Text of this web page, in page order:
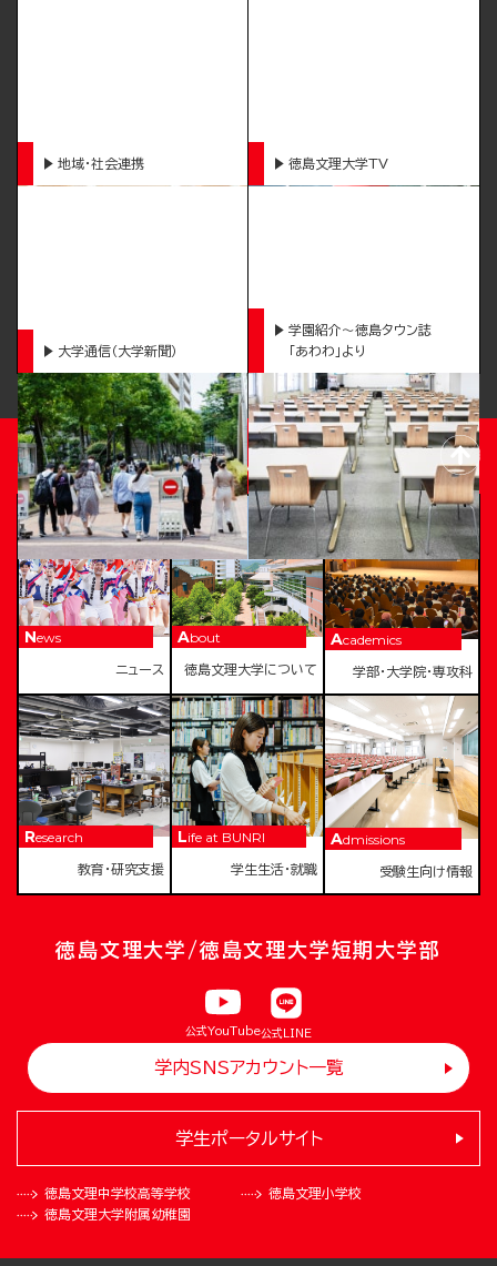
地域・社会連携 徳島文理大学TV
大学通信（大学新聞）
学園紹介～徳島タウン誌
「あわわ」より
TOKUSHIMA BUNRI UNIVERSITY
News
ニュース
About
徳島文理大学について
Academics
学部・大学院・専攻科
Research
教育・研究支援
Life at BUNRI
学生生活・就職
Admissions
受験生向け情報
徳島文理大学/徳島文理大学短期大学部
公式YouTube公式LINE
学内SNSアカウント一覧
徳島文理中学校高等学校
徳島文理小学校
徳島文理大学附属幼稚園
学生ポータルサイト